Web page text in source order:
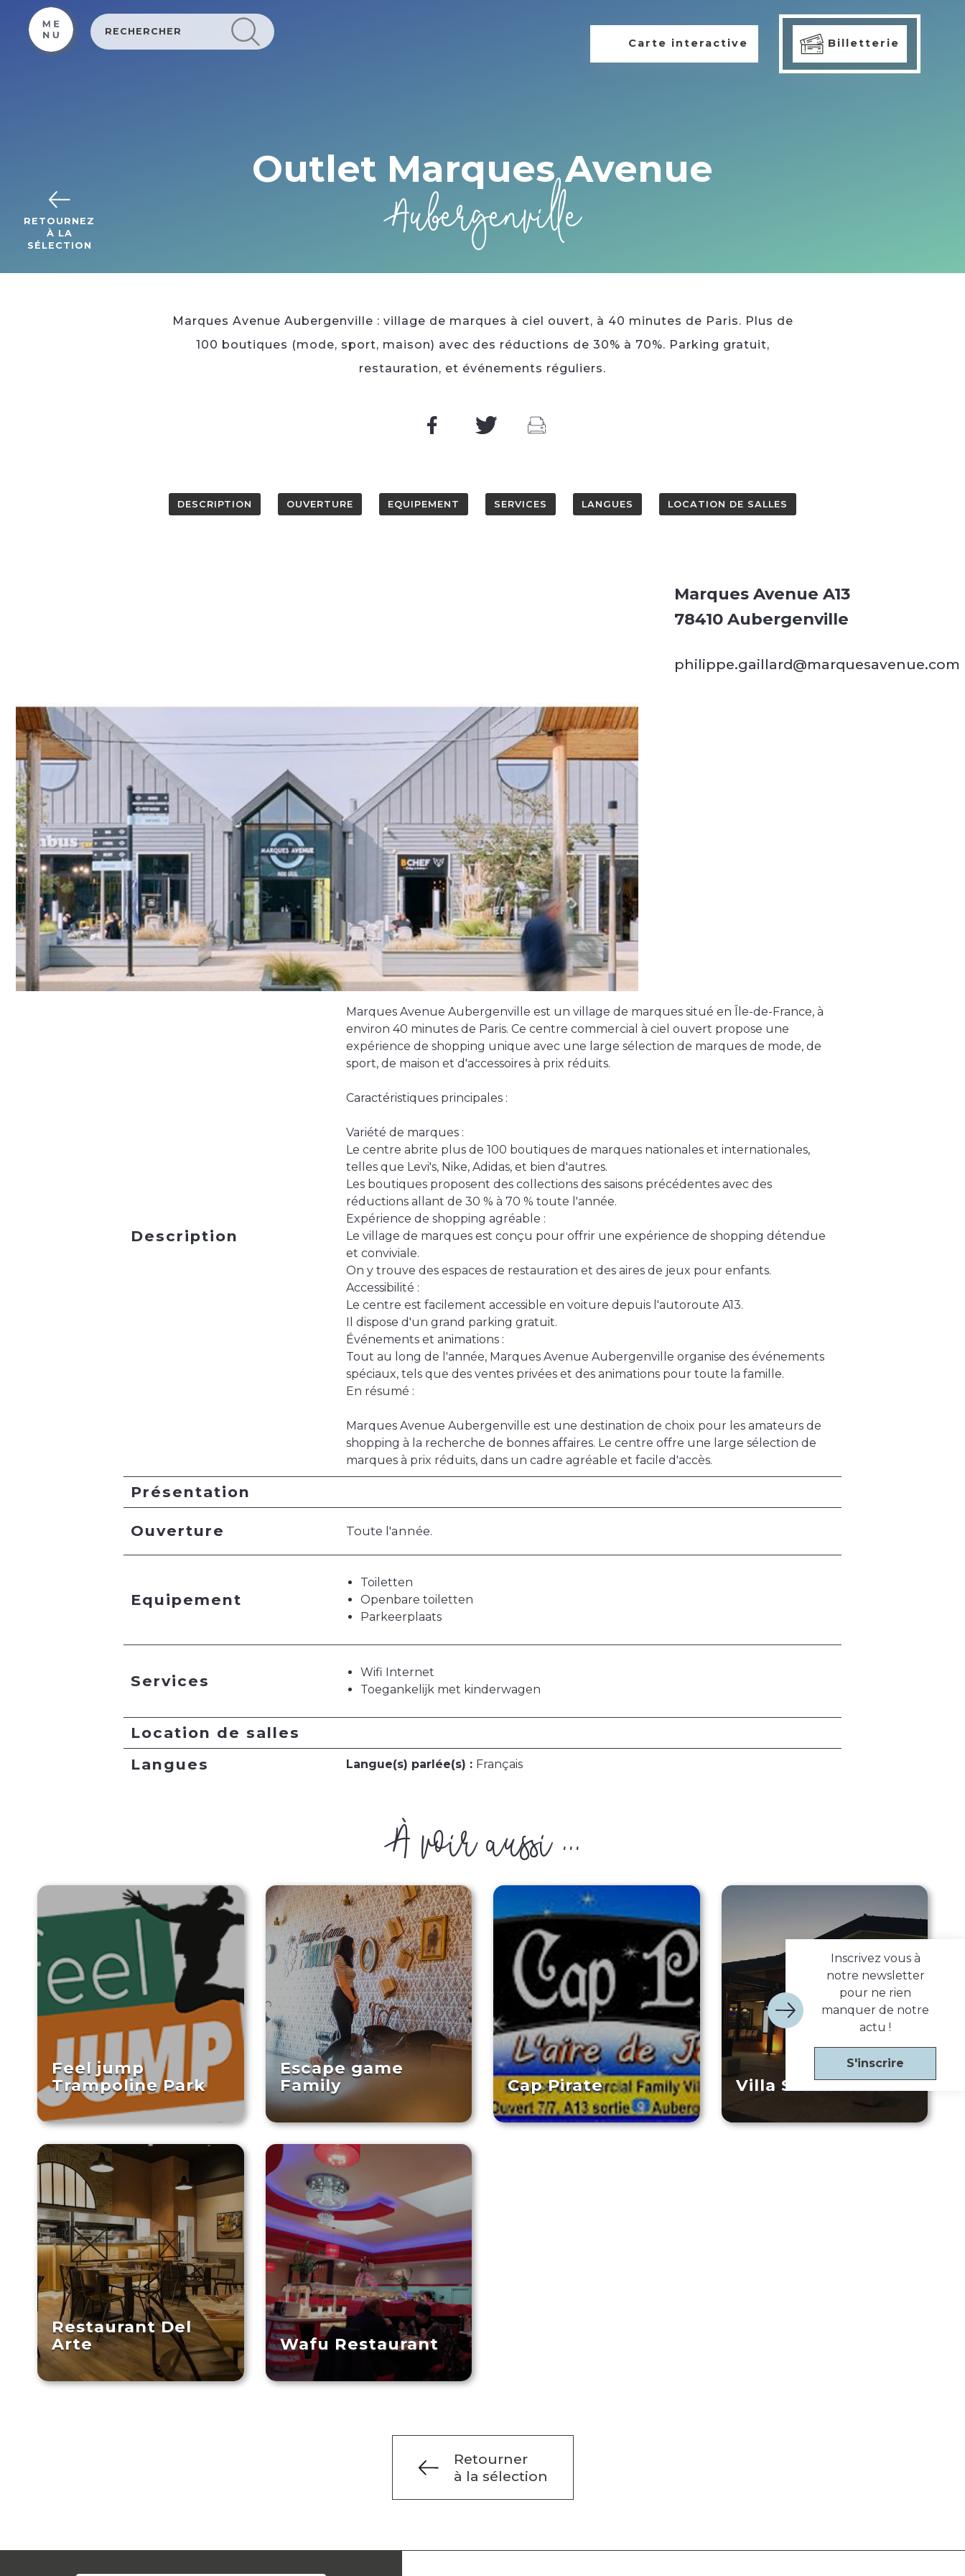
Carte interactive Billetterie
RETOURNEZ
À LA
SÉLECTION
Outlet Marques Avenue
Aubergenville
Marques Avenue Aubergenville : village de marques à ciel ouvert, à 40 minutes de Paris. Plus de
100 boutiques (mode, sport, maison) avec des réductions de 30% à 70%. Parking gratuit,
restauration, et événements réguliers.
DESCRIPTION OUVERTURE EQUIPEMENT SERVICES LANGUES LOCATION DE SALLES
Marques Avenue A13
78410 Aubergenville
philippe.gaillard@marquesavenue.com
Description
Marques Avenue Aubergenville est un village de marques situé en Île-de-France, à
environ 40 minutes de Paris. Ce centre commercial à ciel ouvert propose une
expérience de shopping unique avec une large sélection de marques de mode, de
sport, de maison et d'accessoires à prix réduits.
Caractéristiques principales :
Variété de marques :
Le centre abrite plus de 100 boutiques de marques nationales et internationales,
telles que Levi's, Nike, Adidas, et bien d'autres.
Les boutiques proposent des collections des saisons précédentes avec des
réductions allant de 30 % à 70 % toute l'année.
Expérience de shopping agréable :
Le village de marques est conçu pour offrir une expérience de shopping détendue
et conviviale.
On y trouve des espaces de restauration et des aires de jeux pour enfants.
Accessibilité :
Le centre est facilement accessible en voiture depuis l'autoroute A13.
Il dispose d'un grand parking gratuit.
Événements et animations :
Tout au long de l'année, Marques Avenue Aubergenville organise des événements
spéciaux, tels que des ventes privées et des animations pour toute la famille.
En résumé :
Marques Avenue Aubergenville est une destination de choix pour les amateurs de
shopping à la recherche de bonnes affaires. Le centre offre une large sélection de
marques à prix réduits, dans un cadre agréable et facile d'accès.
Présentation
Ouverture Toute l'année.
Equipement
Toiletten
Openbare toiletten
Parkeerplaats
Services
Wifi Internet
Toegankelijk met kinderwagen
Location de salles
Langues
Langue(s) parlée(s) : Français
À voir aussi ...
Feel jump
Trampoline Park
Escape game
Family
Cap Pirate Villa Steak House
Restaurant Del
Arte
Wafu Restaurant
Retourner
à la sélection
Inscrivez vous à
notre newsletter
pour ne rien
manquer de notre
actu !
S'inscrire
Cookies beheer paneel